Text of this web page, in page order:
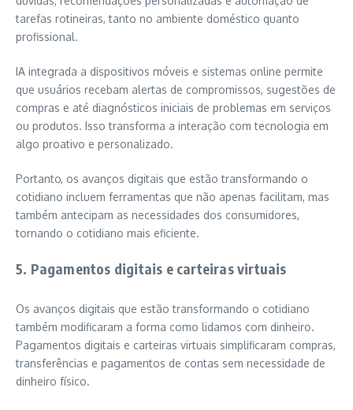
tarefas rotineiras, tanto no ambiente doméstico quanto
profissional.
IA integrada a dispositivos móveis e sistemas online permite
que usuários recebam alertas de compromissos, sugestões de
compras e até diagnósticos iniciais de problemas em serviços
ou produtos. Isso transforma a interação com tecnologia em
algo proativo e personalizado.
Portanto, os avanços digitais que estão transformando o
cotidiano incluem ferramentas que não apenas facilitam, mas
também antecipam as necessidades dos consumidores,
tornando o cotidiano mais eficiente.
5. Pagamentos digitais e carteiras virtuais
Os avanços digitais que estão transformando o cotidiano
também modificaram a forma como lidamos com dinheiro.
Pagamentos digitais e carteiras virtuais simplificaram compras,
transferências e pagamentos de contas sem necessidade de
dinheiro físico.